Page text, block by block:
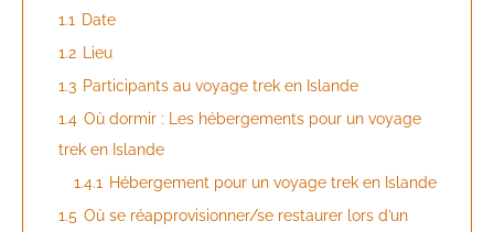
1.1 Date
1.2 Lieu
1.3 Participants au voyage trek en Islande
1.4 Où dormir : Les hébergements pour un voyage
trek en Islande
1.4.1 Hébergement pour un voyage trek en Islande
1.5 Où se réapprovisionner/se restaurer lors d’un